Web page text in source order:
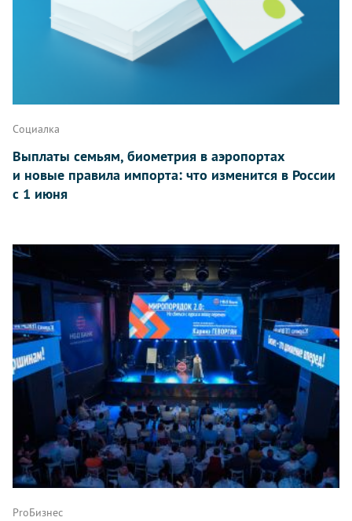
Социалка
Выплаты семьям, биометрия в аэропортах
и новые правила импорта: что изменится в России
с 1 июня
ProБизнес